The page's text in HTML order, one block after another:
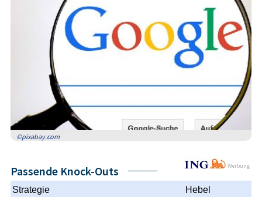
©pixabay.com
Werbung
Passende Knock-Outs
Strategie Hebel